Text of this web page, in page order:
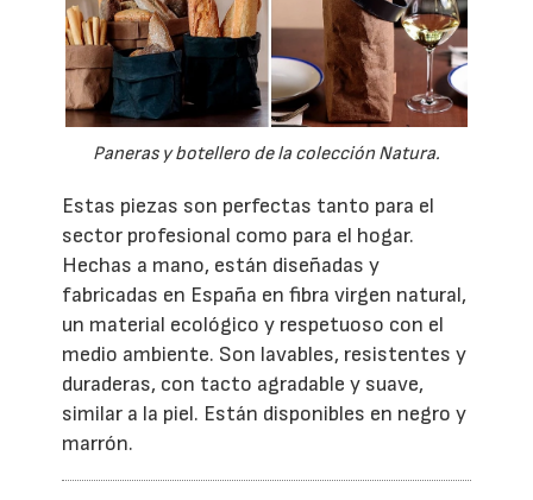
Paneras y botellero de la colección Natura.
Estas piezas son perfectas tanto para el
sector profesional como para el hogar.
Hechas a mano, están diseñadas y
fabricadas en España en fibra virgen natural,
un material ecológico y respetuoso con el
medio ambiente. Son lavables, resistentes y
duraderas, con tacto agradable y suave,
similar a la piel. Están disponibles en negro y
marrón.